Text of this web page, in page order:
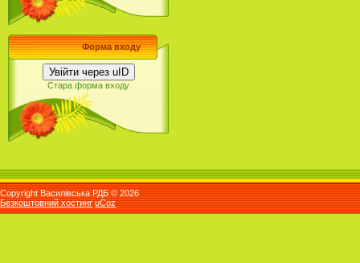
Форма входу
Увійти через uID
Стара форма входу
Copyright Василівська РДБ © 2026
Безкоштовний хостинг uCoz